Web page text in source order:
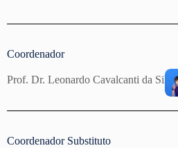
Coordenador
Prof. Dr. Leonardo Cavalcanti da Silva
Coordenador Substituto​